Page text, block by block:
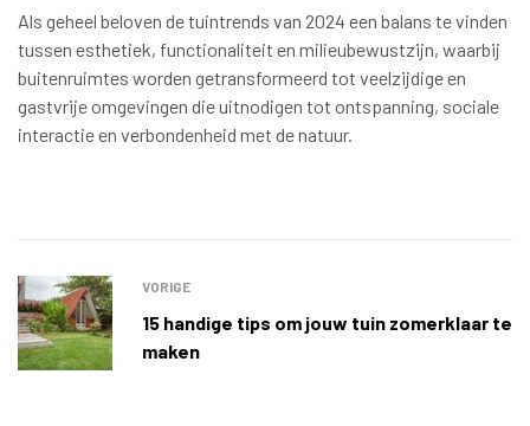
Als geheel beloven de tuintrends van 2024 een balans te vinden
tussen esthetiek, functionaliteit en milieubewustzijn, waarbij
buitenruimtes worden getransformeerd tot veelzijdige en
gastvrije omgevingen die uitnodigen tot ontspanning, sociale
interactie en verbondenheid met de natuur.
VORIGE
15 handige tips om jouw tuin zomerklaar te
maken